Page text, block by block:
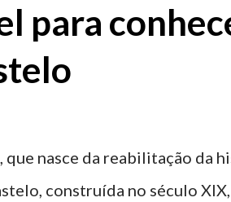
para
nasce da reabilitação da
construída no século